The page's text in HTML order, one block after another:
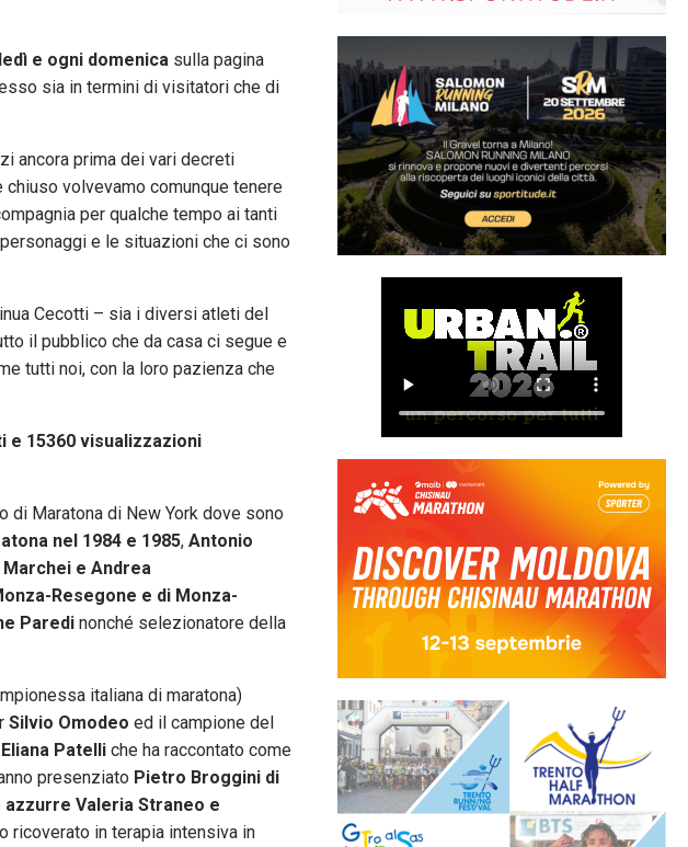
e ogni domenica sulla pagina
sia in termini di visitatori che di
ancora prima dei vari decreti
volvevamo comunque tenere
per qualche tempo ai tanti
e le situazioni che ci sono
Cecotti – sia i diversi atleti del
il pubblico che da casa ci segue e
tutti noi, con la loro pazienza che
e 15360 visualizzazioni
di Maratona di New York dove sono
nel 1984 e 1985, Antonio
e Andrea
Resegone e di Monza-
Paredi nonché selezionatore della
italiana di maratona)
Silvio Omodeo ed il campione del
Eliana Patelli che ha raccontato come
presenziato Pietro Broggini di
azzurre Valeria Straneo e
ricoverato in terapia intensiva in